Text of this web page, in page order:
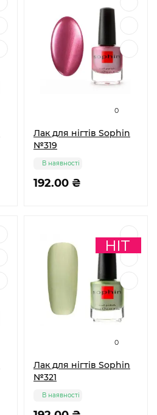
0
Лак для нігтів Sophin
№319
192.00 ₴
В наявності
0
Лак для нігтів Sophin
№321
В наявності